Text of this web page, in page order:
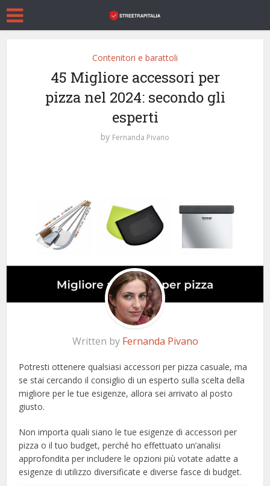
Contenitori e barattoli
45 Migliore accessori per
pizza nel 2024: secondo gli
esperti
by Fernanda Pivano
Written by Fernanda Pivano
Potresti ottenere qualsiasi accessori per pizza casuale, ma
se stai cercando il consiglio di un esperto sulla scelta della
migliore per le tue esigenze, allora sei arrivato al posto
giusto.
Non importa quali siano le tue esigenze di accessori per
pizza o il tuo budget, perché ho effettuato un’analisi
approfondita per includere le opzioni più votate adatte a
esigenze di utilizzo diversificate e diverse fasce di budget.